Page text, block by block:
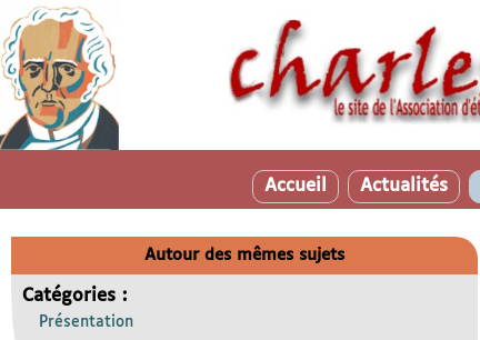
Accueil Actualités
Autour des mêmes sujets
Catégories :
Présentation